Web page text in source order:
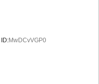
ID:MwDCvVGP0